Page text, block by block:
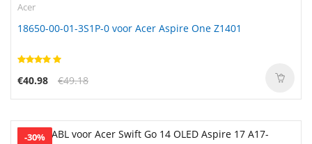
Acer
18650-00-01-3S1P-0 voor Acer Aspire One Z1401
€40.98 €49.18
-30%